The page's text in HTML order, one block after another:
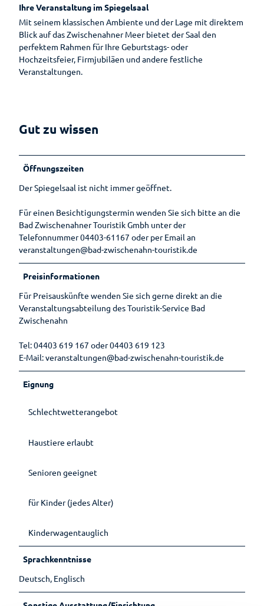
Ihre Veranstaltung im Spiegelsaal
Mit seinem klassischen Ambiente und der Lage mit direktem
Blick auf das Zwischenahner Meer bietet der Saal den
perfektem Rahmen für Ihre Geburtstags- oder
Hochzeitsfeier, Firmjubiläen und andere festliche
Veranstaltungen.
Gut zu wissen
Öffnungszeiten
Der Spiegelsaal ist nicht immer geöffnet.
Für einen Besichtigungstermin wenden Sie sich bitte an die
Bad Zwischenahner Touristik Gmbh unter der
Telefonnummer 04403-61167 oder per Email an
veranstaltungen@bad-zwischenahn-touristik.de
Preisinformationen
Für Preisauskünfte wenden Sie sich gerne direkt an die
Veranstaltungsabteilung des Touristik-Service Bad
Zwischenahn
Tel: 04403 619 167 oder 04403 619 123
E-Mail: veranstaltungen@bad-zwischenahn-touristik.de
Eignung
Schlechtwetterangebot
Haustiere erlaubt
Senioren geeignet
für Kinder (jedes Alter)
Kinderwagentauglich
Sprachkenntnisse
Deutsch, Englisch